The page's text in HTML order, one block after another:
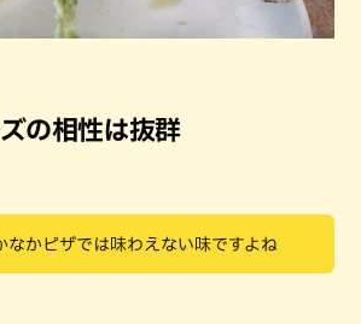
の相性は抜群
なかピザでは味わえない味ですよね